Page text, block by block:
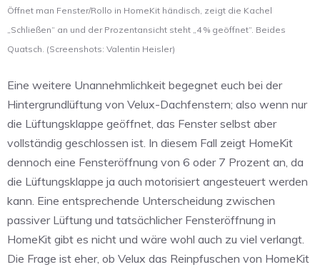
Öffnet man Fenster/Rollo in HomeKit händisch, zeigt die Kachel
„Schließen“ an und der Prozentansicht steht „4 % geöffnet“. Beides
Quatsch. (Screenshots: Valentin Heisler)
Eine weitere Unannehmlichkeit begegnet euch bei der
Hintergrundlüftung von Velux-Dachfenstern; also wenn nur
die Lüftungsklappe geöffnet, das Fenster selbst aber
vollständig geschlossen ist. In diesem Fall zeigt HomeKit
dennoch eine Fensteröffnung von 6 oder 7 Prozent an, da
die Lüftungsklappe ja auch motorisiert angesteuert werden
kann. Eine entsprechende Unterscheidung zwischen
passiver Lüftung und tatsächlicher Fensteröffnung in
HomeKit gibt es nicht und wäre wohl auch zu viel verlangt.
Die Frage ist eher, ob Velux das Reinpfuschen von HomeKit